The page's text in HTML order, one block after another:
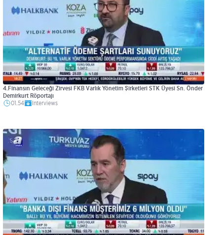
4.Finansın Geleceği Zirvesi FKB Varlık Yönetim Şirketleri STK Üyesi Sn. Önder
Demirkurt Röportajı
01.54
Interviews